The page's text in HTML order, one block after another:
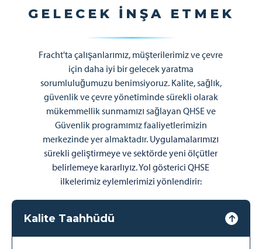
GELECEK İNŞA ETMEK
Fracht'ta çalışanlarımız, müşterilerimiz ve çevre
için daha iyi bir gelecek yaratma
sorumluluğumuzu benimsiyoruz. Kalite, sağlık,
güvenlik ve çevre yönetiminde sürekli olarak
mükemmellik sunmamızı sağlayan QHSE ve
Güvenlik programımız faaliyetlerimizin
merkezinde yer almaktadır. Uygulamalarımızı
sürekli geliştirmeye ve sektörde yeni ölçütler
belirlemeye kararlıyız. Yol gösterici QHSE
ilkelerimiz eylemlerimizi yönlendirir:
Kalite Taahhüdü